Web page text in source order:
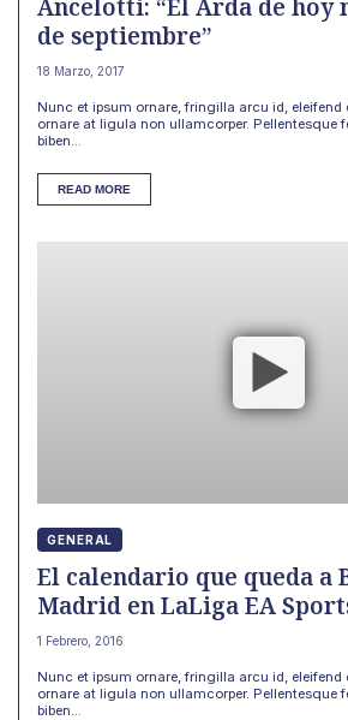
Ancelotti: “El Arda de hoy
de septiembre”
18 Marzo, 2017
Nunc et ipsum ornare, fringilla arcu id, eleifend
ornare at ligula non ullamcorper. Pellentesque
biben...
READ MORE
GENERAL
El calendario que queda a
Madrid en LaLiga EA
1 Febrero, 2016
Nunc et ipsum ornare, fringilla arcu id, eleifend
ornare at ligula non ullamcorper. Pellentesque
biben...